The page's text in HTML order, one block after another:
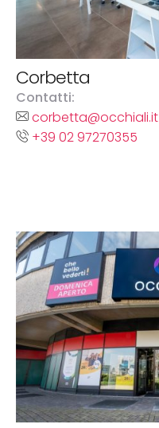
Corbetta
Contatti:
corbetta@occhiali.it
+39 02 97270355